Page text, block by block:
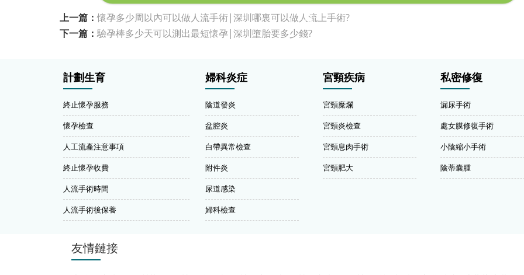
上一篇：懷孕多少周以內可以做人流手術|深圳哪裏可以做人流上手術?
下一篇： 驗孕棒多少天可以測出最短懷孕|深圳墮胎要多少錢?
計劃生育
終止懷孕服務
懷孕檢查
人工流產注意事項
終止懷孕收費
人流手術時間
人流手術後保養
婦科炎症
陰道發炎
盆腔炎
白帶異常檢查
附件炎
尿道感染
婦科檢查
宮頸疾病
宮頸糜爛
宮頸炎檢查
宮頸息肉手術
宮頸肥大
私密修復
漏尿手術
處女膜修復手術
小陰縮小手術
陰蒂囊腫
友情鏈接